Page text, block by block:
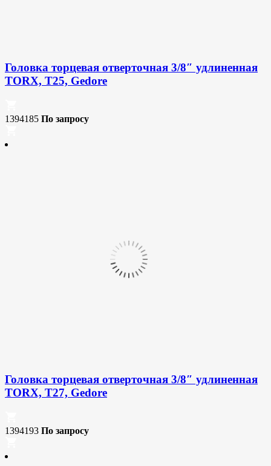
Головка торцевая отверточная 3/8″ удлиненная
TORX, T25, Gedore
1394185 По запросу
Головка торцевая отверточная 3/8″ удлиненная
TORX, T27, Gedore
1394193 По запросу